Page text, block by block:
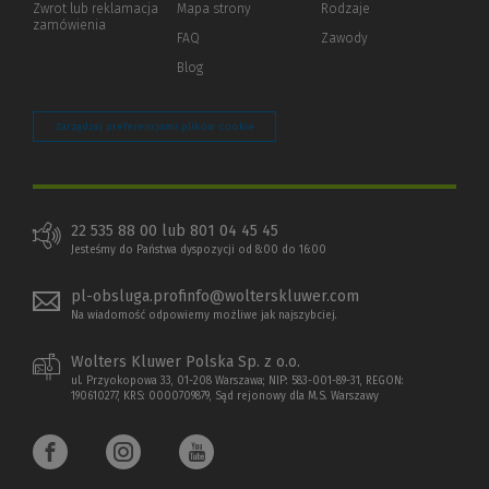
innej
Zwrot lub reklamacja
zamówienia
Mapa strony
FAQ
Blog
Rodzaje
Zawody
Zarządzaj preferencjami plików cookie
22 535 88 00 lub 801 04 45 45
Jesteśmy do Państwa dyspozycji od 8:00 do 16:00
pl-obsluga.profinfo@wolterskluwer.com
Na wiadomość odpowiemy możliwe jak najszybciej.
Wolters Kluwer Polska Sp. z o.o.
ul. Przyokopowa 33, 01-208 Warszawa; NIP: 583-001-89-31, REGON:
190610277, KRS: 0000709879, Sąd rejonowy dla M.S. Warszawy